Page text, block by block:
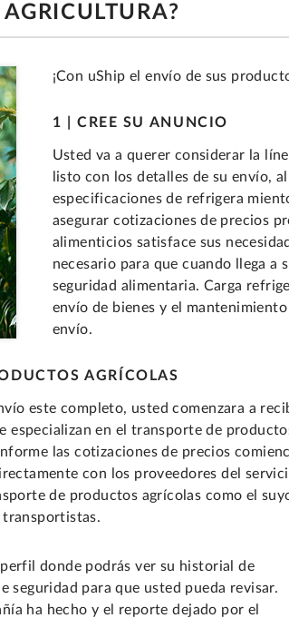
¡Con uShip el envío de sus
1 | CREE SU ANUNCIO
Usted va a querer considerar la
listo con los detalles de su envío,
especificaciones de refrigera
asegurar cotizaciones de precios
alimenticios satisface sus
necesario para que cuando llega
seguridad alimentaria. Carga
envío de bienes y el
envío.
AGRÍCOLAS
este completo, usted comenzara a
especializan en el transporte de
las cotizaciones de precios
con los proveedores del
de productos agrícolas como el
transportistas.
donde podrás ver su historial de
para que usted pueda revisar.
ha hecho y el reporte dejado por el